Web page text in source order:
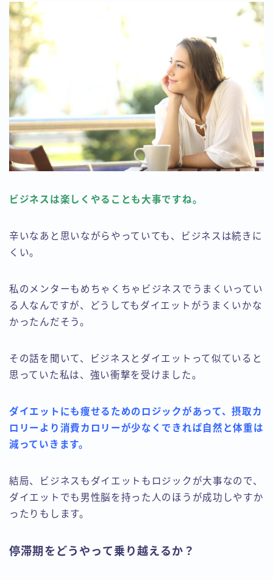
ビジネスは楽しくやることも大事ですね。
辛いなあと思いながらやっていても、ビジネスは続きに
くい。
私のメンターもめちゃくちゃビジネスでうまくいってい
る人なんですが、どうしてもダイエットがうまくいかな
かったんだそう。
その話を聞いて、ビジネスとダイエットって似ていると
思っていた私は、強い衝撃を受けました。
ダイエットにも痩せるためのロジックがあって、摂取カ
ロリーより消費カロリーが少なくできれば自然と体重は
減っていきます。
結局、ビジネスもダイエットもロジックが大事なので、
ダイエットでも男性脳を持った人のほうが成功しやすか
ったりもします。
停滞期をどうやって乗り越えるか？